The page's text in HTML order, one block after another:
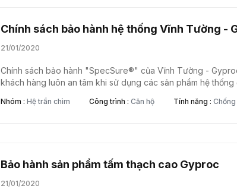
Chính sách bảo hành hệ thống Vĩnh Tường -
21/01/2020
Chính sách bảo hành "SpecSure®" của Vĩnh Tường -
khách hàng luôn an tâm khi sử dụng các sản phẩm hệ thống
Gyproc được sản xuất theo các tiêu chuẩn quốc tế và được
Nhóm :Hệ trần chìm Công trình :Căn hộ Tính năng :
Bảo hành sản phẩm tấm thạch cao Gyproc
21/01/2020